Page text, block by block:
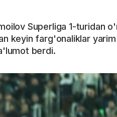
Superliga 1-turidan
keyin farg'onaliklar
berdi.